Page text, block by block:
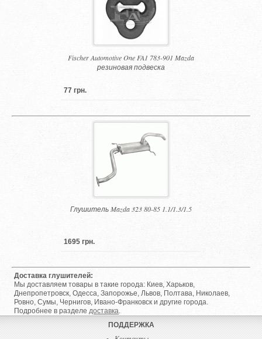
Fischer Automotive One FA1 783-901 Mazda
резиновая подвеска
77 грн.
Глушитель Mazda 323 80-85 1.1/1.3/1.5
1695 грн.
Доставка глушителей:
Мы доставляем товары в такие города: Киев, Харьков,
Днепропетровск, Одесса, Запорожье, Львов, Полтава, Николаев,
Ровно, Сумы, Чернигов, Ивано-Франковск и другие города.
Подробнее в разделедоставка.
ПОДДЕРЖКА